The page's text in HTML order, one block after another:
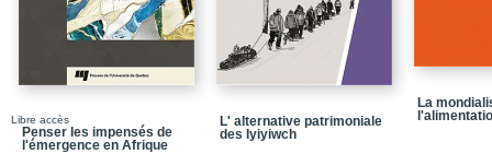
Langues utilisées
L’apprentissage de la
La langue innue chez
Libre accès
Penser les impensés de
l'émergence en Afrique
L' alternative patrimoniale
des Iyiyiwch
La